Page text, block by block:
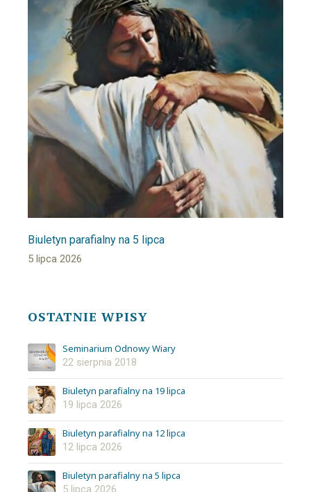
Biuletyn parafialny na 5 lipca
5 lipca 2026
OSTATNIE WPISY
Seminarium Odnowy Wiary
22 sierpnia 2018
Biuletyn parafialny na 19 lipca
19 lipca 2026
Biuletyn parafialny na 12 lipca
12 lipca 2026
Biuletyn parafialny na 5 lipca
5 lipca 2026